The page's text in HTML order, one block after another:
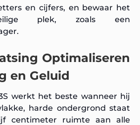
en cijfers, en bewaar het
plek, zoals een
Optimaliseren
en Geluid
werkt het beste wanneer hij
harde ondergrond staat
centimeter ruimte aan alle